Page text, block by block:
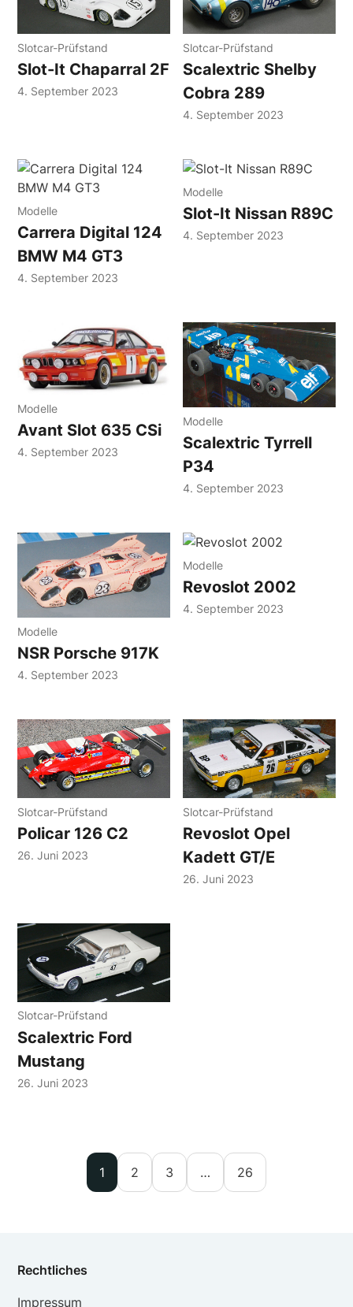
Slotcar-Prüfstand
Slot-It Chaparral 2F
4. September 2023
Slotcar-Prüfstand
Scalextric Shelby
Cobra 289
4. September 2023
Modelle
Carrera Digital 124
BMW M4 GT3
4. September 2023
Modelle
Slot-It Nissan R89C
4. September 2023
Modelle
Avant Slot 635 CSi
4. September 2023
Modelle
Scalextric Tyrrell
P34
4. September 2023
Modelle
NSR Porsche 917K
4. September 2023
Modelle
Revoslot 2002
4. September 2023
Slotcar-Prüfstand
Policar 126 C2
26. Juni 2023
Slotcar-Prüfstand
Revoslot Opel
Kadett GT/E
26. Juni 2023
Slotcar-Prüfstand
Scalextric Ford
Mustang
26. Juni 2023
1 2 3 … 26
Rechtliches
Impressum